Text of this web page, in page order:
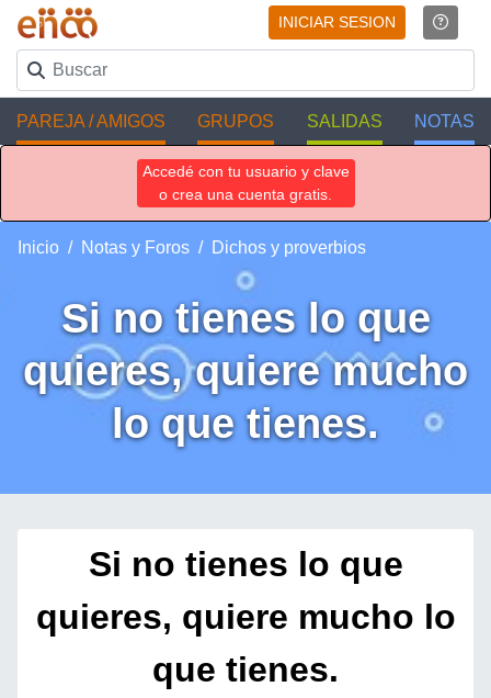
INICIAR SESION
PAREJA / AMIGOS GRUPOS SALIDAS NOTAS
Accedé con tu usuario y clave
o crea una cuenta gratis.
Inicio Notas y Foros Dichos y proverbios
Si no tienes lo que
quieres, quiere mucho
lo que tienes.
Si no tienes lo que
quieres, quiere mucho lo
que tienes.